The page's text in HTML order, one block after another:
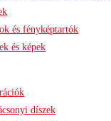
és fényképtartók
és képek
díszek